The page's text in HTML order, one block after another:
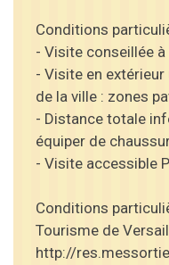
Conditions
- Visite conseillée
- Visite en
de la ville : zones
- Distance totale
équiper de
- Visite accessible
Conditions
Tourisme de
http://